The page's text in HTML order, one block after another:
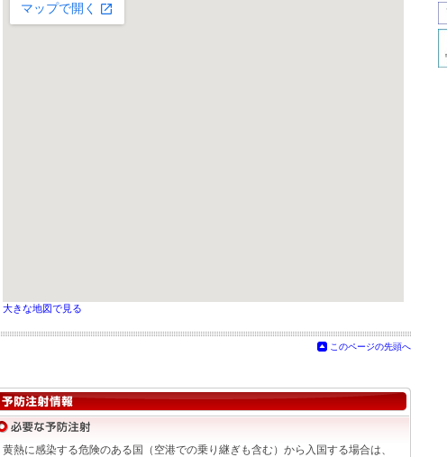
大きな地図で見る
このページの先頭へ
黄熱に感染する危険のある国（空港での乗り継ぎも含む）から入国する場合は、